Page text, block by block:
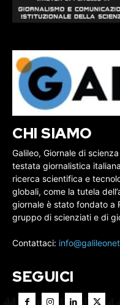
CHI SIAMO
Galileo, Giornale di
testata giornalistica
ricerca scientifica e
globali, come la tutela
giornale è stato fondato a
gruppo di scienziati e di
Contattaci:
SEGUICI